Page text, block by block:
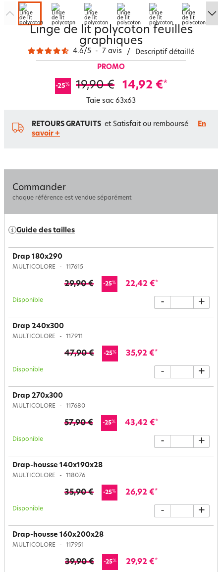
Linge de lit polycoton feuilles
graphiques
4.6/5 - 7 avis / Descriptif détaillé
PROMO
-25% 19,90 € 14,92 €*
Taie sac 63x63
RETOURS GRATUITS et Satisfait ou remboursé
En
savoir +
Commander
chaque référence est vendue séparément
Guide des tailles
Drap 180x290
MULTICOLORE 117615
29,90 € -25% 22,42 €*
Disponible - +
Drap 240x300
MULTICOLORE 117911
47,90 € -25% 35,92 €*
Disponible - +
Drap 270x300
MULTICOLORE 117680
57,90 € -25% 43,42 €*
Disponible - +
Drap-housse 140x190x28
MULTICOLORE 118076
35,90 € -25% 26,92 €*
Disponible - +
Drap-housse 160x200x28
MULTICOLORE 117951
39,90 € -25% 29,92 €*